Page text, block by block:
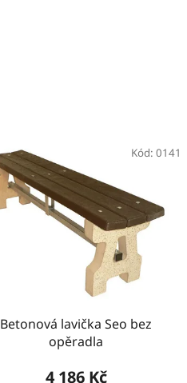
Betonová lavička Seo bez
opěradla
4 186 Kč
Kód: 0141